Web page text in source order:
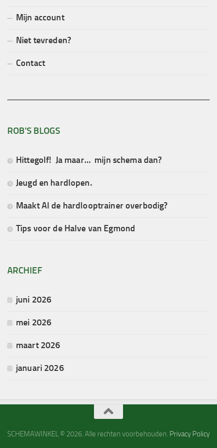
Mijn account
Niet tevreden?
Contact
ROB'S BLOGS
Hittegolf! Ja maar… mijn schema dan?
Jeugd en hardlopen.
Maakt AI de hardlooptrainer overbodig?
Tips voor de Halve van Egmond
ARCHIEF
juni 2026
mei 2026
maart 2026
januari 2026
SCHEMAWINKEL © 2026. Alle rechten voorbehouden. Privacy Policy